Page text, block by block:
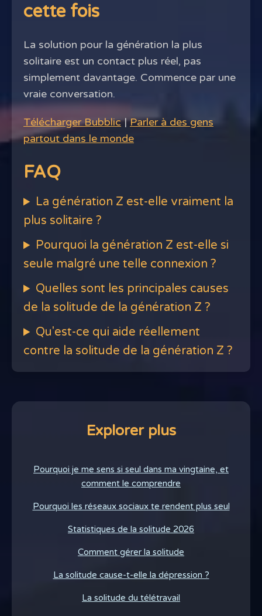
cette fois
La solution pour la génération la plus
solitaire est un contact plus réel, pas
simplement davantage. Commence par une
vraie conversation.
Télécharger Bubblic|Parler à des gens
partout dans le monde
FAQ
La génération Z est-elle vraiment la
plus solitaire ?
Pourquoi la génération Z est-elle si
seule malgré une telle connexion ?
Quelles sont les principales causes
de la solitude de la génération Z ?
Qu'est-ce qui aide réellement
contre la solitude de la génération Z ?
Explorer plus
Pourquoi je me sens si seul dans ma vingtaine, et
comment le comprendre
Pourquoi les réseaux sociaux te rendent plus seul
Statistiques de la solitude 2026
Comment gérer la solitude
La solitude cause-t-elle la dépression ?
La solitude du télétravail